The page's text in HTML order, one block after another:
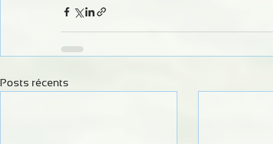
Posts récents